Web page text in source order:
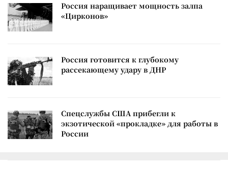
Россия наращивает мощность залпа
«Цирконов»
Россия готовится к глубокому
рассекающему удару в ДНР
Спецслужбы США прибегли к
экзотической «прокладке» для работы в
России